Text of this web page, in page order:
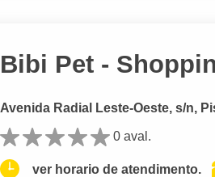
Bibi Pet -
Avenida Radial Leste-Oeste, s/n,
0 aval.
ver horario de atendimento.